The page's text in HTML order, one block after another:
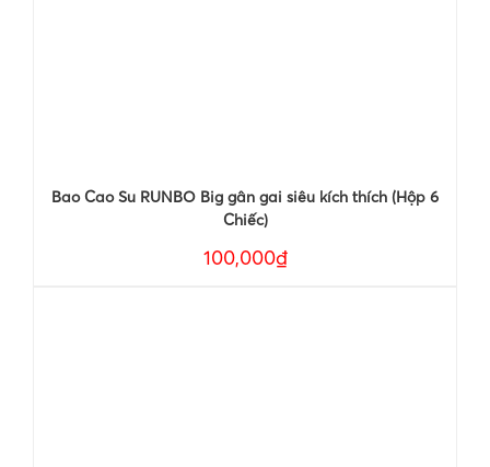
Bao Cao Su RUNBO Big gân gai siêu kích thích (Hộp 6
Chiếc)
100,000₫